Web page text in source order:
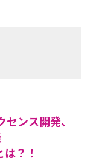
ンス開発、
？！